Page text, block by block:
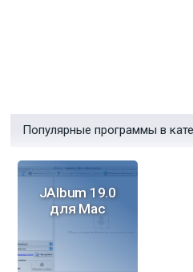
Популярные программы в
JAlbum 19.0
для Mac